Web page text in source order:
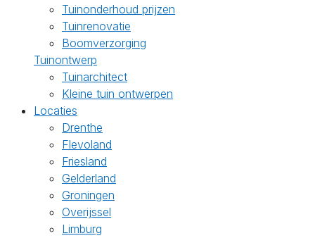
Tuinonderhoud prijzen
Tuinrenovatie
Boomverzorging
Tuinontwerp
Tuinarchitect
Kleine tuin ontwerpen
Locaties
Drenthe
Flevoland
Friesland
Gelderland
Groningen
Overijssel
Limburg